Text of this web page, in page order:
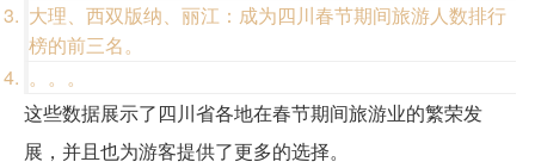
大理、西双版纳、丽江：成为四川春节期间旅游人数排行
榜的前三名。
。。。
这些数据展示了四川省各地在春节期间旅游业的繁荣发
展，并且也为游客提供了更多的选择。